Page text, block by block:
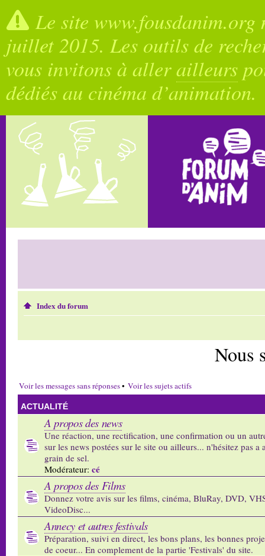
Le site
juillet 2015. Les outils de
vous invitons à allerailleurs
dédiés au cinéma d’animation.
Index du forum
Nous
Voir les messages sans réponses• Voir les sujets actifs
ACTUALITÉ
A propos des news
Une réaction, une rectification, une confirmation ou un
sur les news postées sur le site ou ailleurs... n'hésitez pas a
grain de sel.
Modérateur: cé
A propos des Films
Donnez votre avis sur les films, cinéma, BluRay, DVD,
VideoDisc...
Annecy et autres festivals
Préparation, suivi en direct, les bons plans, les bonnes
de coeur... En complement de la partie 'Festivals' du site.